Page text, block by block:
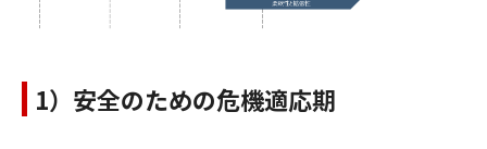
1）安全のための危機適応期